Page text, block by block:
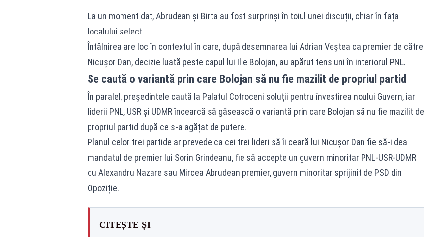
La un moment dat, Abrudean și Birta au fost surprinși în toiul unei discuții, chiar în fața
localului select.
Întâlnirea are loc în contextul în care, după desemnarea lui Adrian Veștea ca premier de către
Nicușor Dan, decizie luată peste capul lui Ilie Bolojan, au apărut tensiuni în interiorul PNL.
Se caută o variantă prin care Bolojan să nu fie mazilit de propriul partid
În paralel, președintele caută la Palatul Cotroceni soluții pentru învestirea noului Guvern, iar
liderii PNL, USR și UDMR încearcă să găsească o variantă prin care Bolojan să nu fie mazilit de
propriul partid după ce s-a agățat de putere.
Planul celor trei partide ar prevede ca cei trei lideri să îi ceară lui Nicușor Dan fie să-i dea
mandatul de premier lui Sorin Grindeanu, fie să accepte un guvern minoritar PNL-USR-UDMR
cu Alexandru Nazare sau Mircea Abrudean premier, guvern minoritar sprijinit de PSD din
Opoziție.
CITEȘTE ȘI